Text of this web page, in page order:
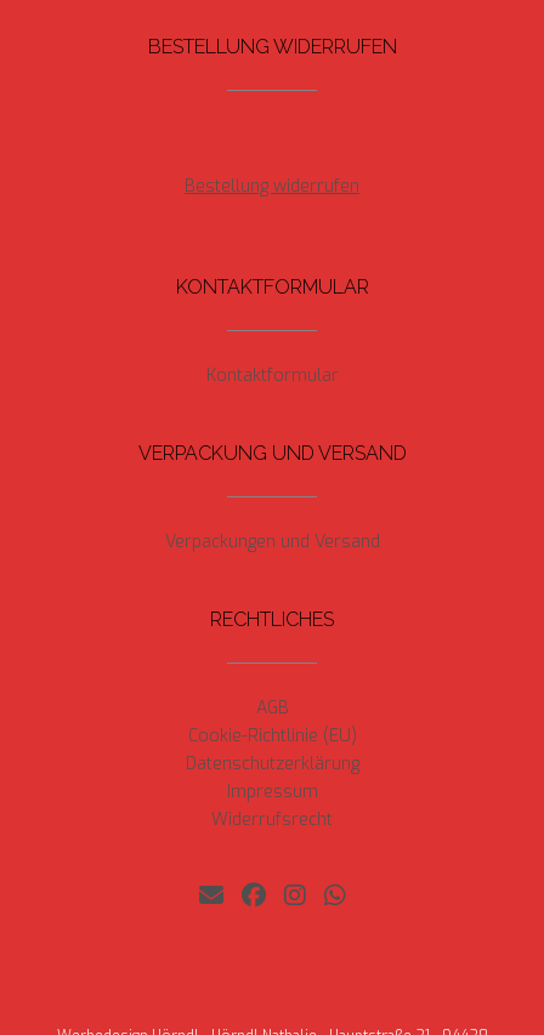
BESTELLUNG WIDERRUFEN
Bestellung widerrufen
KONTAKTFORMULAR
Kontaktformular
VERPACKUNG UND VERSAND
Verpackungen und Versand
RECHTLICHES
AGB
Cookie-Richtlinie (EU)
Datenschutzerklärung
Impressum
Widerrufsrecht